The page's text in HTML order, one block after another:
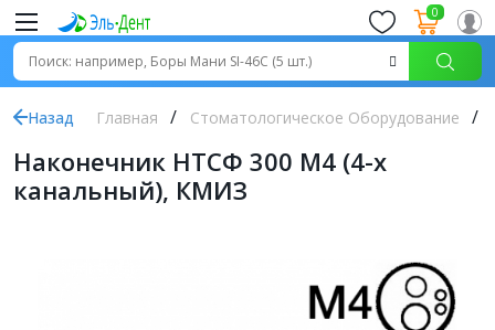
0
Назад Главная Стоматологическое Оборудование
Наконечник НТСФ 300 М4 (4-х
канальный), КМИЗ